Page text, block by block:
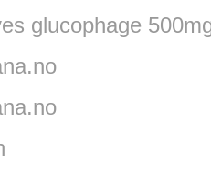
glucophage